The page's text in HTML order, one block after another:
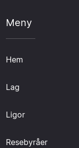
Meny
Hem
Lag
Ligor
Resebyråer